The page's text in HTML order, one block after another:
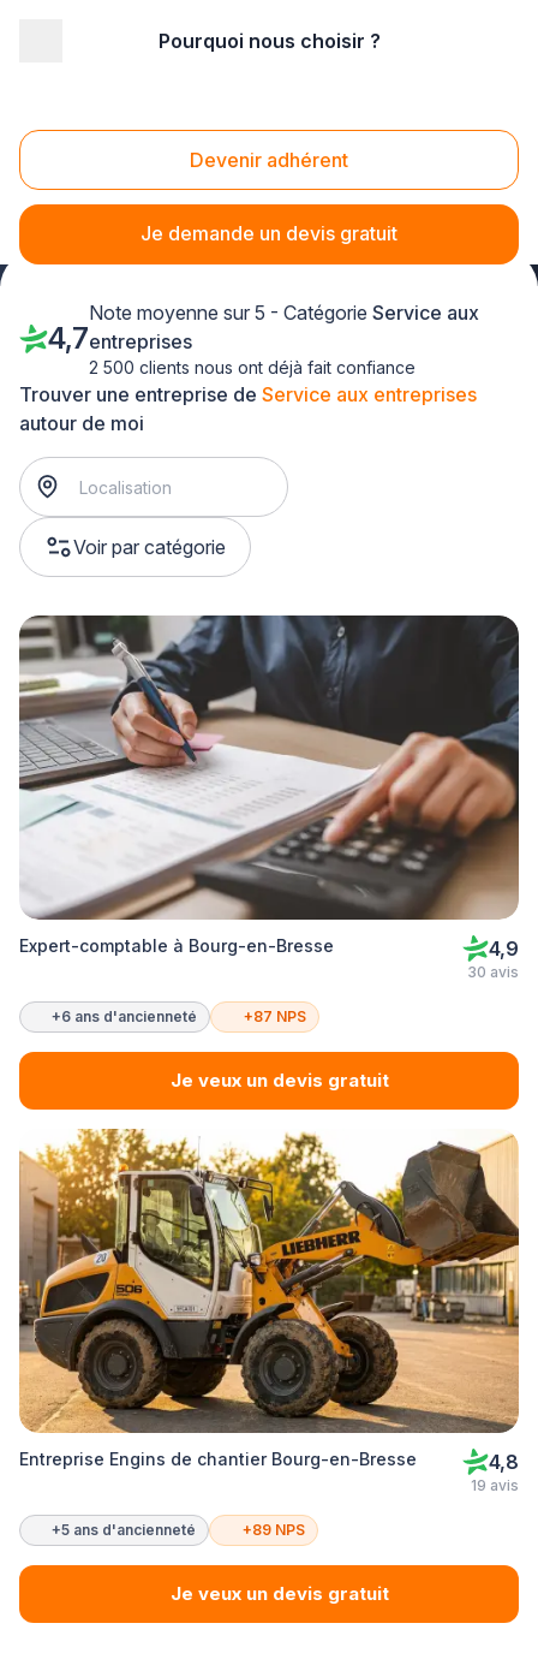
Pourquoi nous choisir ?
Devenir adhérent
Je demande un devis gratuit
Service aux entreprises Bourg-en-Bresse
(01000)
Trouver une entreprise de Service aux entreprises
autour de moi
Voir par catégorie
4,7
Note moyenne sur 5 - Catégorie Service aux
entreprises
2 500 clients nous ont déjà fait confiance
Expert-comptable à Bourg-en-Bresse 4,9
30 avis
+6 ans d'ancienneté +87 NPS
Je veux un devis gratuit
Entreprise Engins de chantier Bourg-en-Bresse 4,8
19 avis
+5 ans d'ancienneté +89 NPS
Je veux un devis gratuit